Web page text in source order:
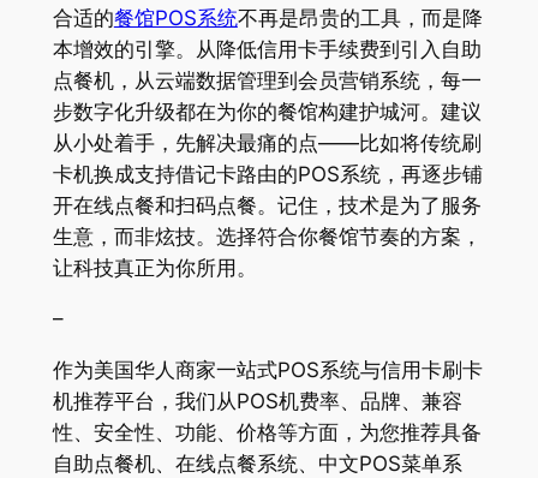
合适的餐馆POS系统不再是昂贵的工具，而是降
本增效的引擎。从降低信用卡手续费到引入自助
点餐机，从云端数据管理到会员营销系统，每一
步数字化升级都在为你的餐馆构建护城河。建议
从小处着手，先解决最痛的点——比如将传统刷
卡机换成支持借记卡路由的POS系统，再逐步铺
开在线点餐和扫码点餐。记住，技术是为了服务
生意，而非炫技。选择符合你餐馆节奏的方案，
让科技真正为你所用。
–
作为美国华人商家一站式POS系统与信用卡刷卡
机推荐平台，我们从POS机费率、品牌、兼容
性、安全性、功能、价格等方面，为您推荐具备
自助点餐机、在线点餐系统、中文POS菜单系